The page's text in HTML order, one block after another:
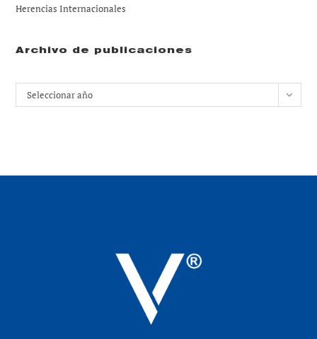
Herencias Internacionales
Archivo de publicaciones
Archivos
Seleccionar año